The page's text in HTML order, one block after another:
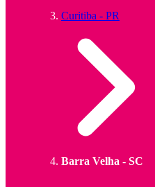
Curitiba - PR
Barra Velha - SC